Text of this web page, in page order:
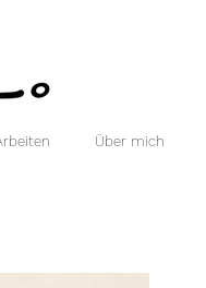
Über mich